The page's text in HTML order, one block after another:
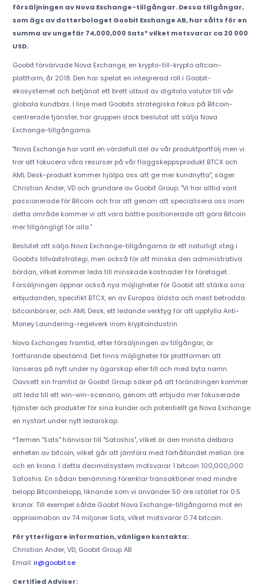
försäljningen av Nova Exchange-tillgångar. Dessa tillgångar,
som ägs av dotterbolaget Goobit Exchange AB, har sålts för en
summa av ungefär 74,000,000 Sats* vilket motsvarar ca 20 000
USD.
Goobit förvärvade Nova Exchange, en krypto-till-krypto altcoin-
plattform, år 2018. Den har spelat en integrerad roll i Goobit-
ekosystemet och betjänat ett brett utbud av digitala valutor till vår
globala kundbas. I linje med Goobits strategiska fokus på Bitcoin-
centrerade tjänster, har gruppen dock beslutat att sälja Nova
Exchange-tillgångarna.
"Nova Exchange har varit en värdefull del av vår produktportfölj men vi
tror att fokucera våra resurser på vår flaggskeppsprodukt BTCX och
AML Desk-produkt kommer hjälpa oss att ge mer kundnytta", säger
Christian Ander, VD och grundare av Goobit Group. "Vi har alltid varit
passionerade för Bitcoin och tror att genom att specialisera oss inom
detta område kommer vi att vara bättre positionerade att göra Bitcoin
mer tillgängligt för alla."
Beslutet att sälja Nova Exchange-tillgångarna är ett naturligt steg i
Goobits tillväxtstrategi, men också för att minska den administrativa
bördan, vilket kommer leda till minskade kostnader för företaget.
Försäljningen öppnar också nya möjligheter för Goobit att stärka sina
erbjudanden, specifikt BTCX, en av Europas äldsta och mest betrodda
bitcoinbörser, och AML Desk, ett ledande verktyg för att uppfylla Anti-
Money Laundering-regelverk inom kryptoindustrin.
Nova Exchanges framtid, efter försäljningen av tillgångar, är
fortfarande obestämd. Det finns möjligheter för plattformen att
lanseras på nytt under ny ägarskap eller till och med byta namn.
Oavsett sin framtid är Goobit Group säker på att förändringen kommer
att leda till ett win-win-scenario, genom att erbjuda mer fokuserade
tjänster och produkter för sina kunder och potentiellt ge Nova Exchange
en nystart under nytt ledarskap.
*Termen "Sats" hänvisar till "Satoshis", vilket är den minsta delbara
enheten av bitcoin, vilket går att jämföra med förhållandet mellan öre
och en krona. I detta decimalsystem motsvarar 1 bitcoin 100,000,000
Satoshis. En sådan benämning förenklar transaktioner med mindre
belopp Bitcoinbelopp, liknande som vi använder 50 öre istället för 0.5
kronor. Till exempel sålde Goobit Nova Exchange-tillgångarna mot en
approximation av 74 miljoner Sats, vilket motsvarar 0.74 bitcoin.
För ytterligare information, vänligen kontakta:
Christian Ander, VD, Goobit Group AB
Email:ir@goobit.se
Certified Adviser: